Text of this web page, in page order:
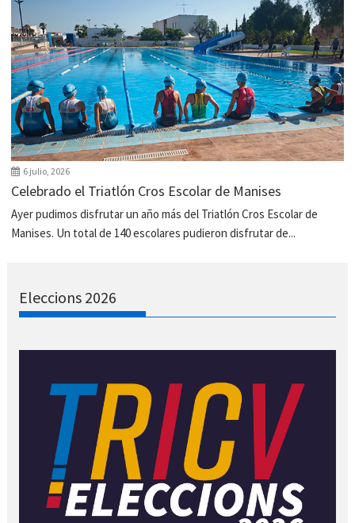
6 julio, 2026
Celebrado el Triatlón Cros Escolar de Manises
Ayer pudimos disfrutar un año más del Triatlón Cros Escolar de
Manises. Un total de 140 escolares pudieron disfrutar de...
Eleccions 2026